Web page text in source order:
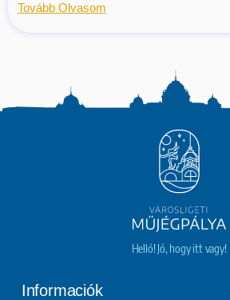
Tovább Olvasom
Helló! Jó, hogy itt vagy!
Informaciók